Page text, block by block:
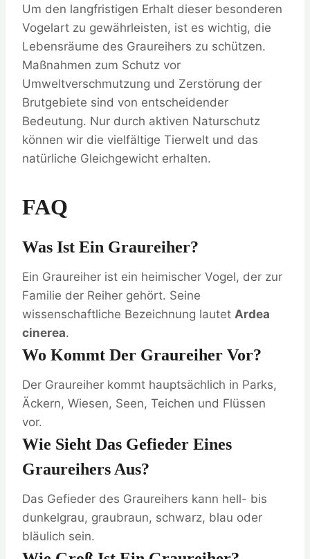
Um den langfristigen Erhalt dieser besonderen
Vogelart zu gewährleisten, ist es wichtig, die
Lebensräume des Graureihers zu schützen.
Maßnahmen zum Schutz vor
Umweltverschmutzung und Zerstörung der
Brutgebiete sind von entscheidender
Bedeutung. Nur durch aktiven Naturschutz
können wir die vielfältige Tierwelt und das
natürliche Gleichgewicht erhalten.
FAQ
Was Ist Ein Graureiher?
Ein Graureiher ist ein heimischer Vogel, der zur
Familie der Reiher gehört. Seine
wissenschaftliche Bezeichnung lautet Ardea
cinerea.
Wo Kommt Der Graureiher Vor?
Der Graureiher kommt hauptsächlich in Parks,
Äckern, Wiesen, Seen, Teichen und Flüssen
vor.
Wie Sieht Das Gefieder Eines
Graureihers Aus?
Das Gefieder des Graureihers kann hell- bis
dunkelgrau, graubraun, schwarz, blau oder
bläulich sein.